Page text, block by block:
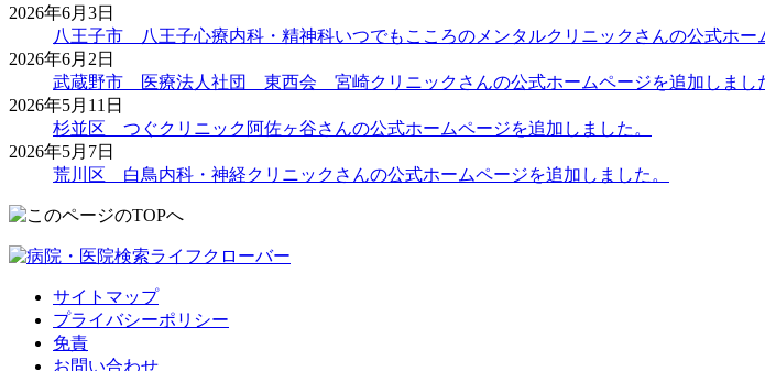
2026年6月3日
八王子市 八王子心療内科・精神科いつでもこころのメンタルクリニックさんの公式ホー
2026年6月2日
武蔵野市 医療法人社団 東西会 宮崎クリニックさんの公式ホームページを追加しまし
2026年5月11日
杉並区 つぐクリニック阿佐ヶ谷さんの公式ホームページを追加しました。
2026年5月7日
荒川区 白鳥内科・神経クリニックさんの公式ホームページを追加しました。
サイトマップ
プライバシーポリシー
免責
お問い合わせ